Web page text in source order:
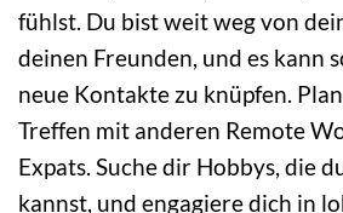
fühlst. Du bist weit weg von
deinen Freunden, und es kann
neue Kontakte zu knüpfen.
Treffen mit anderen Remote
Expats. Suche dir Hobbys, die
kannst, und engagiere dich in